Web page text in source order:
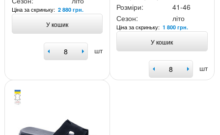
Ціна за скриньку: 2 880 грн.
У кошик
шт
Розміри:
41-46
Сезон:
літо
Ціна за скриньку:1 800 грн.
У кошик
шт